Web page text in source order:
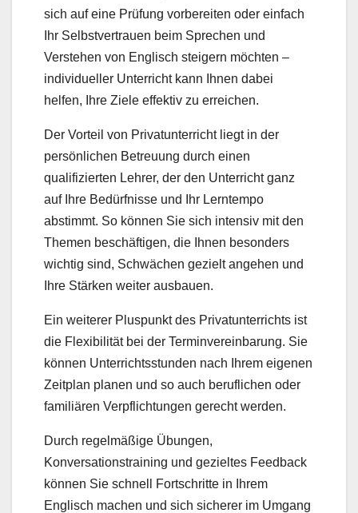
sich auf eine Prüfung vorbereiten oder einfach
Ihr Selbstvertrauen beim Sprechen und
Verstehen von Englisch steigern möchten –
individueller Unterricht kann Ihnen dabei
helfen, Ihre Ziele effektiv zu erreichen.
Der Vorteil von Privatunterricht liegt in der
persönlichen Betreuung durch einen
qualifizierten Lehrer, der den Unterricht ganz
auf Ihre Bedürfnisse und Ihr Lerntempo
abstimmt. So können Sie sich intensiv mit den
Themen beschäftigen, die Ihnen besonders
wichtig sind, Schwächen gezielt angehen und
Ihre Stärken weiter ausbauen.
Ein weiterer Pluspunkt des Privatunterrichts ist
die Flexibilität bei der Terminvereinbarung. Sie
können Unterrichtsstunden nach Ihrem eigenen
Zeitplan planen und so auch beruflichen oder
familiären Verpflichtungen gerecht werden.
Durch regelmäßige Übungen,
Konversationstraining und gezieltes Feedback
können Sie schnell Fortschritte in Ihrem
Englisch machen und sich sicherer im Umgang